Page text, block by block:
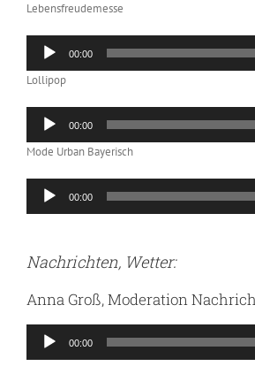
Lebensfreudemesse
Audio-
Player
00:00
Lollipop
Audio-
Player
00:00
Mode Urban Bayerisch
Audio-
Player
00:00
Nachrichten, Wetter:
Anna Groß, Moderation
Audio-
Player
00:00